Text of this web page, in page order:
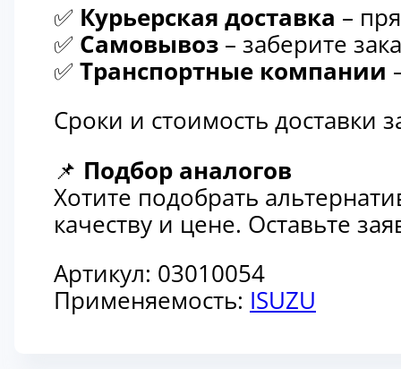
✅ Курьерская доставка –
✅ Самовывоз – заберите
✅ Транспортные компании
Сроки и стоимость доставки
📌 Подбор аналогов
Хотите подобрать
качеству и цене. Оставьте
Артикул: 03010054
Применяемость: ISUZU